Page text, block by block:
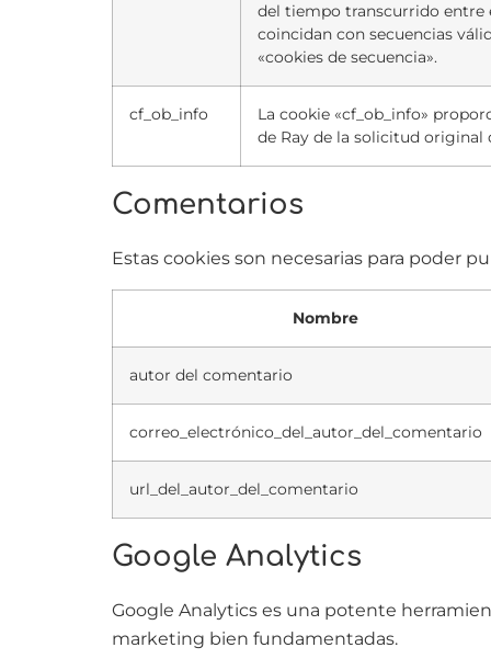
del tiempo transcurrido entre
coincidan con secuencias
«cookies de secuencia».
cf_ob_info
La cookie «cf_ob_info»
de Ray de la solicitud original
Comentarios
Estas cookies son necesarias para poder
Nombre
autor del comentario
correo_electrónico_del_autor_del_comentario
url_del_autor_del_comentario
Google Analytics
Google Analytics es una potente
marketing bien fundamentadas.